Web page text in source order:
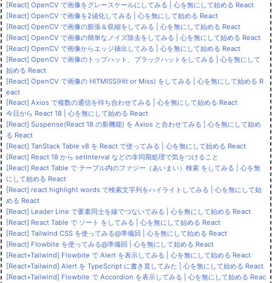
[React] OpenCV で画像をグレースケールにしてみる | 心を無にして始める React
[React] OpenCV で画像を2値化してみる | 心を無にして始める React
[React] OpenCV で画像の膨張＆収縮をしてみる | 心を無にして始める React
[React] OpenCV で画像の簡単なノイズ除去をしてみる | 心を無にして始める React
[React] OpenCV で画像からエッジ抽出してみる | 心を無にして始める React
[React] OpenCV で画像のトップハット、ブラックハットをしてみる | 心を無にして
始める React
[React] OpenCV で画像の HITMISS(Hit or Miss) をしてみる | 心を無にして始める R
eact
[React] Axios で複数の通信を待ち合わせてみる | 心を無にして始める React
今日から React 18 | 心を無にして始める React
[React] Suspense(React 18 の新機能) を Axios と合わせてみる | 心を無にして始め
る React
[React] TanStack Table v8 を React で使ってみる | 心を無にして始める React
[React] React 18 から setInterval などの非同期処理で気をつけること
[React] React Table で テーブル内のファジー（あいまい）検索 をしてみる | 心を無
にして始める React
[React] react highlight words で検索文字列をハイライトしてみる | 心を無にして始
める React
[React] Leader Line で要素同士を線でつないでみる | 心を無にして始める React
[React] React Table で ソート をしてみる | 心を無にして始める React
[React] Tailwind CSS を使ってみる@準備回 | 心を無にして始める React
[React] Flowbite を使ってみる@準備回 | 心を無にして始める React
[React+Tailwind] Flowbite で Alert を表示してみる | 心を無にして始める React
[React+Tailwind] Alert を TypeScript に書き直してみた | 心を無にして始める React
[React+Tailwind] Flowbite で Accordion を表示してみる | 心を無にして始める Reac